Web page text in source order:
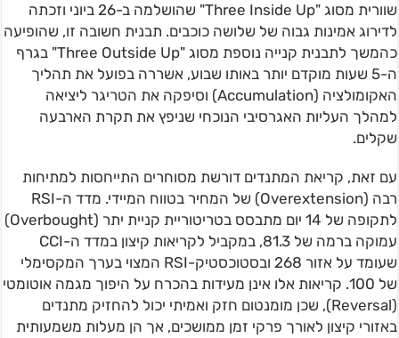
שוורית מסוג "Three Inside Up" שהושלמה ב-26 ביוני וזכתה
לדירוג אמינות גבוה של שלושה כוכבים. תבנית חשובה זו, שהופיעה
כהמשך לתבנית קנייה נוספת מסוג "Three Outside Up" בגרף
ה-5 שעות מוקדם יותר באותו שבוע, אשררה בפועל את תהליך
האקומולציה (Accumulation) וסיפקה את הטריגר ליציאה
למהלך העליות האגרסיבי הנוכחי שניפץ את תקרת הארבעה
שקלים.
עם זאת, קריאת המתנדים דורשת מסוחרים התייחסות למתיחות
רבה (Overextension) של המחיר בטווח המיידי. מדד ה-RSI
לתקופה של 14 יום מתבסס בטריטוריית קניית יתר (Overbought)
עמוקה ברמה של 81.3, במקביל לקריאות קיצון במדד ה-CCI
שעומד על אזור 268 ובסטוכסטיק-RSI המצוי בערך המקסימלי
של 100. קריאות אלו אינן מעידות בהכרח על היפוך מגמה אוטומטי
(Reversal), שכן מומנטום חזק ואמיתי יכול להחזיק מתנדים
באזורי קיצון לאורך פרקי זמן ממושכים, אך הן מעלות משמעותית